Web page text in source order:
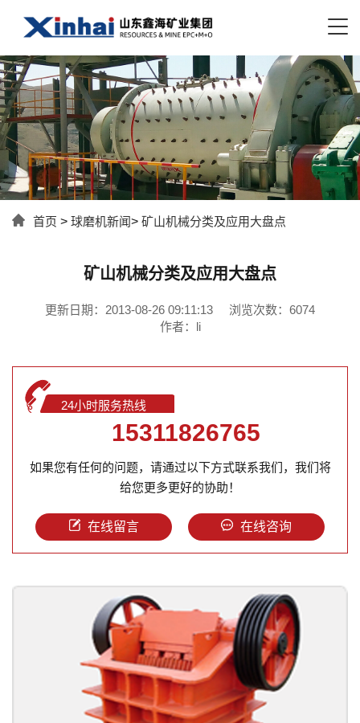
首页 > 球磨机新闻> 矿山机械分类及应用大盘点
矿山机械分类及应用大盘点
更新日期：2013-08-26 09:11:13
浏览次数：6074
作者：li
24小时服务热线
15311826765
如果您有任何的问题，请通过以下方式联系我们，我们将
给您更多更好的协助！
在线留言 在线咨询